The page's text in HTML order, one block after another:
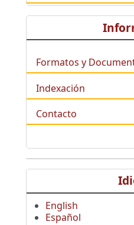
Formatos y
Indexación
Contacto
English
Español